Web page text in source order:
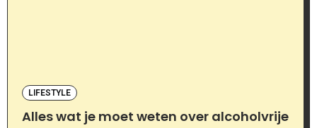
LIFESTYLE
Alles wat je moet weten over alcoholvrije